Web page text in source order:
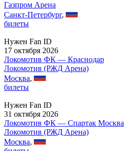
Газпром Арена
Санкт-Петербург,
билеты
Нужен Fan ID
17 октября 2026
Локомотив ФК — Краснодар
Локомотив (РЖД Арена)
Москва,
билеты
Нужен Fan ID
31 октября 2026
Локомотив ФК — Спартак Москва
Локомотив (РЖД Арена)
Москва,